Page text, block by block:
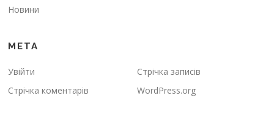
Новини
МЕТА
Увійти
Стрічка записів
Стрічка коментарів
WordPress.org